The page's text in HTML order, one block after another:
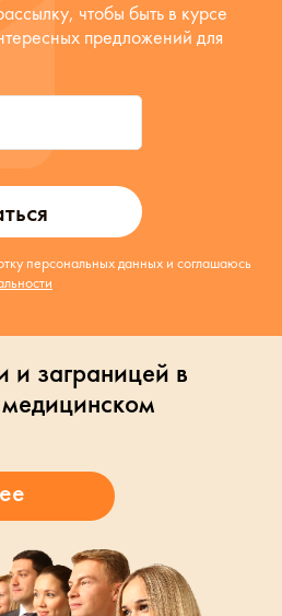
чтобы быть в курсе
предложений для
персональных данных и соглашаюсь
и заграницей в